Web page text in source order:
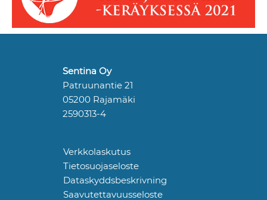
Sentina Oy
Patruunantie 21
05200 Rajamäki
2590313-4
Verkkolaskutus
Tietosuojaseloste
Dataskyddsbeskrivning
Saavutettavuusseloste